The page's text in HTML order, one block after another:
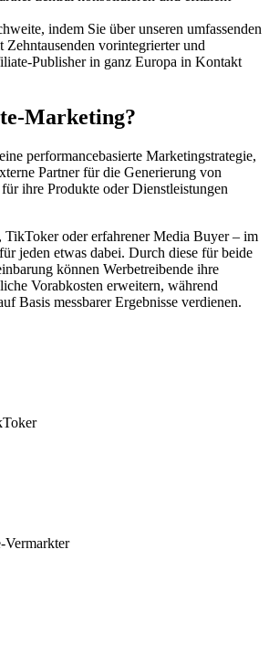
indem Sie über unseren umfassenden
vorintegrierter und
Publisher in ganz Europa in Kontakt
Marketing?
performancebasierte Marketingstrategie,
Partner für die Generierung von
ihre Produkte oder Dienstleistungen
TikToker oder erfahrener Media Buyer – im
jeden etwas dabei. Durch diese für beide
können Werbetreibende ihre
Vorabkosten erweitern, während
Basis messbarer Ergebnisse verdienen.
Vermarkter